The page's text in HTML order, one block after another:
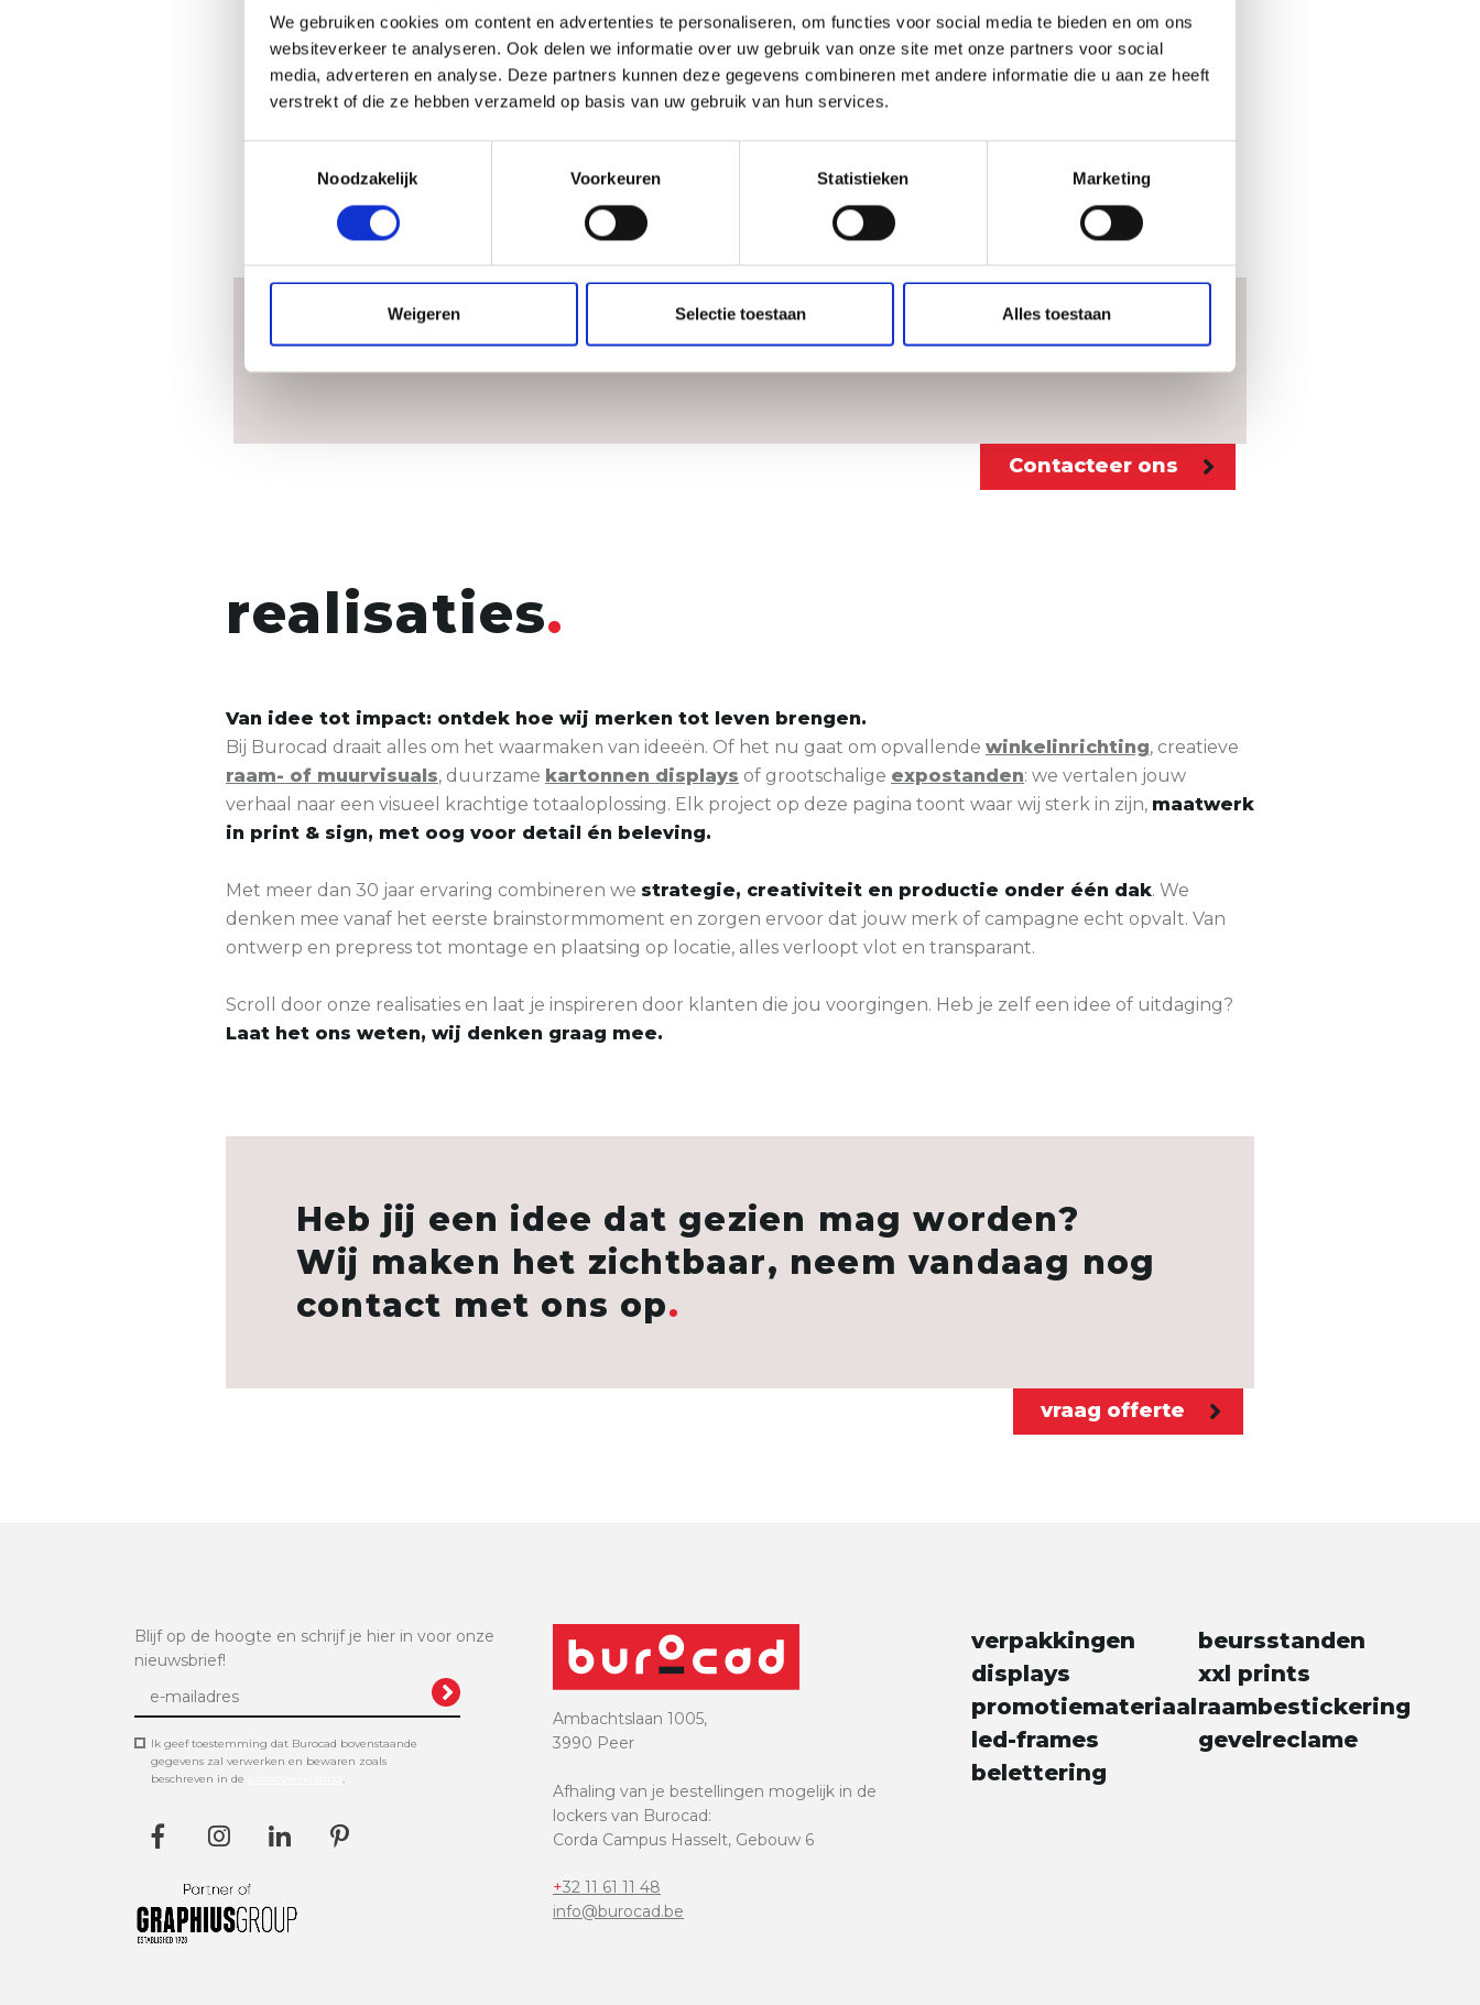
We gebruiken cookies om content en advertenties te personaliseren, om functies voor social media te bieden en om ons
websiteverkeer te analyseren. Ook delen we informatie over uw gebruik van onze site met onze partners voor social
media, adverteren en analyse. Deze partners kunnen deze gegevens combineren met andere informatie die u aan ze heeft
verstrekt of die ze hebben verzameld op basis van uw gebruik van hun services.
Noodzakelijk
Voorkeuren Statistieken Marketing
Weigeren Selectie toestaan Alles toestaan
Volgende
neem contact
Contacteer ons
realisaties
Van idee tot impact: ontdek hoe wij merken tot leven brengen.
Bij Burocad draait alles om het waarmaken van ideeën. Of het nu gaat om opvallende winkelinrichting, creatieve
raam- of muurvisuals, duurzame kartonnen displays of grootschalige expostanden: we vertalen jouw
verhaal naar een visueel krachtige totaaloplossing. Elk project op deze pagina toont waar wij sterk in zijn, maatwerk
in print & sign, met oog voor detail én beleving.
Met meer dan 30 jaar ervaring combineren we strategie, creativiteit en productie onder één dak. We
denken mee vanaf het eerste brainstormmoment en zorgen ervoor dat jouw merk of campagne echt opvalt. Van
ontwerp en prepress tot montage en plaatsing op locatie, alles verloopt vlot en transparant.
Scroll door onze realisaties en laat je inspireren door klanten die jou voorgingen. Heb je zelf een idee of uitdaging?
Laat het ons weten, wij denken graag mee.
Heb jij een idee dat gezien mag worden?
Wij maken het zichtbaar, neem vandaag nog
contact met ons op
vraag offerte
Blijf op de hoogte en schrijf je hier in voor onze
nieuwsbrief!
Ik geef toestemming dat Burocad bovenstaande
gegevens zal verwerken en bewaren zoals
beschreven in de
.
Ambachtslaan 1005,
3990 Peer
Afhaling van je bestellingen mogelijk in de
lockers van Burocad:
Corda Campus Hasselt, Gebouw 6
+32 11 61 11 48
info@burocad.be
verpakkingen
displays
promotiemateriaal
led-frames
belettering
beursstanden
xxl prints
raambestickering
gevelreclame